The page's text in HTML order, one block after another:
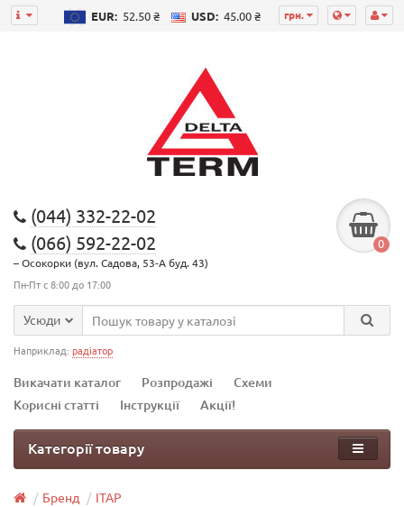
грн.
EUR: 52.50 ₴ USD: 45.00 ₴
(044) 332-22-02
(066) 592-22-02
– Осокорки (вул. Садова, 53-А буд. 43)
Пн-Пт с 8:00 до 17:00
0
Усюди
Наприклад: радіатор
Викачати каталог Розпродажі
Схеми
Корисні статті
Інструкції Акції!
Категорії товару
Бренд ITAP